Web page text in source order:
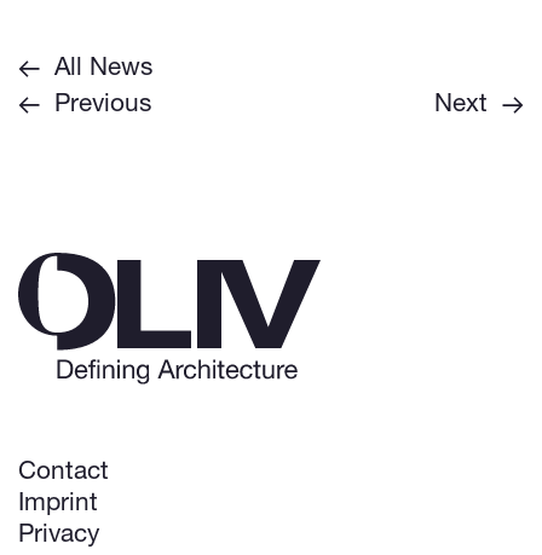
All News
Previous
Next
Contact
Imprint
Privacy